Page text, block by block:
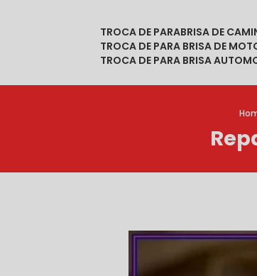
TROCA DE PARABRISA DE
TROCA DE PARA BRISA DE
TROCA DE PARA BRISA